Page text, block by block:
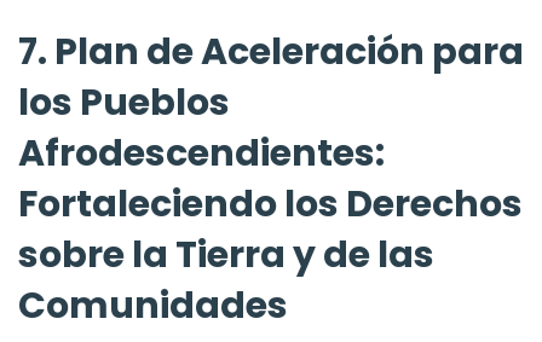
7. Plan de Aceleración para
los Pueblos
Afrodescendientes:
Fortaleciendo los Derechos
sobre la Tierra y de las
Comunidades